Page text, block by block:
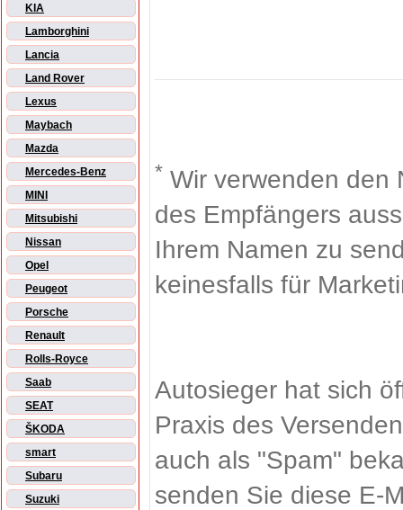
KIA
Lamborghini
Lancia
Land Rover
Lexus
Maybach
Mazda
Mercedes-Benz
MINI
Mitsubishi
Nissan
Opel
Peugeot
Porsche
Renault
Rolls-Royce
Saab
SEAT
ŠKODA
smart
Subaru
Suzuki
* Wir verwenden den
des Empfängers
Ihrem Namen zu
keinesfalls für
Autosieger hat sich
Praxis des
auch als "Spam"
senden Sie diese E-